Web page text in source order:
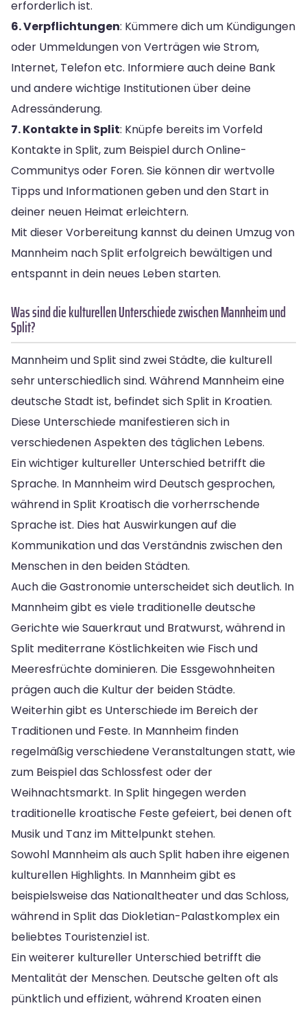
erforderlich ist.
6. Verpflichtungen: Kümmere dich um Kündigungen
oder Ummeldungen von Verträgen wie Strom,
Internet, Telefon etc. Informiere auch deine Bank
und andere wichtige Institutionen über deine
Adressänderung.
7. Kontakte in Split: Knüpfe bereits im Vorfeld
Kontakte in Split, zum Beispiel durch Online-
Communitys oder Foren. Sie können dir wertvolle
Tipps und Informationen geben und den Start in
deiner neuen Heimat erleichtern.
Mit dieser Vorbereitung kannst du deinen Umzug von
Mannheim nach Split erfolgreich bewältigen und
entspannt in dein neues Leben starten.
Was sind die kulturellen Unterschiede zwischen Mannheim und
Split?
Mannheim und Split sind zwei Städte, die kulturell
sehr unterschiedlich sind. Während Mannheim eine
deutsche Stadt ist, befindet sich Split in Kroatien.
Diese Unterschiede manifestieren sich in
verschiedenen Aspekten des täglichen Lebens.
Ein wichtiger kultureller Unterschied betrifft die
Sprache. In Mannheim wird Deutsch gesprochen,
während in Split Kroatisch die vorherrschende
Sprache ist. Dies hat Auswirkungen auf die
Kommunikation und das Verständnis zwischen den
Menschen in den beiden Städten.
Auch die Gastronomie unterscheidet sich deutlich. In
Mannheim gibt es viele traditionelle deutsche
Gerichte wie Sauerkraut und Bratwurst, während in
Split mediterrane Köstlichkeiten wie Fisch und
Meeresfrüchte dominieren. Die Essgewohnheiten
prägen auch die Kultur der beiden Städte.
Weiterhin gibt es Unterschiede im Bereich der
Traditionen und Feste. In Mannheim finden
regelmäßig verschiedene Veranstaltungen statt, wie
zum Beispiel das Schlossfest oder der
Weihnachtsmarkt. In Split hingegen werden
traditionelle kroatische Feste gefeiert, bei denen oft
Musik und Tanz im Mittelpunkt stehen.
Sowohl Mannheim als auch Split haben ihre eigenen
kulturellen Highlights. In Mannheim gibt es
beispielsweise das Nationaltheater und das Schloss,
während in Split das Diokletian-Palastkomplex ein
beliebtes Touristenziel ist.
Ein weiterer kultureller Unterschied betrifft die
Mentalität der Menschen. Deutsche gelten oft als
pünktlich und effizient, während Kroaten einen